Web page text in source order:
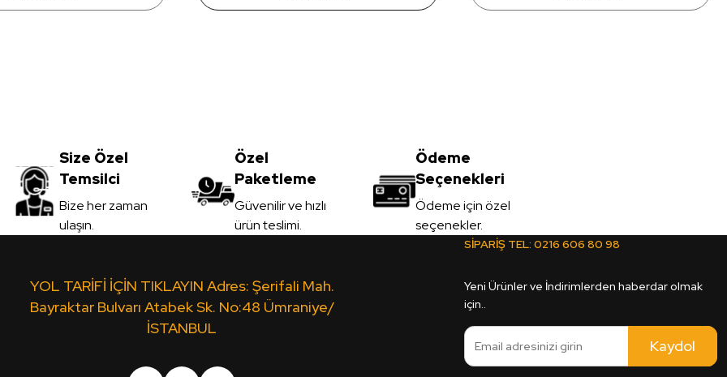
Size Özel
Temsilci
Bize her zaman
ulaşın.
Özel
Paketleme
Güvenilir ve hızlı
ürün teslimi.
Ödeme
Seçenekleri
Ödeme için özel
seçenekler.
YOL TARİFİ İÇİN TIKLAYIN Adres: Şerifali Mah.
Bayraktar Bulvarı Atabek Sk. No:48 Ümraniye/
İSTANBUL
SİPARİŞ TEL: 0216 606 80 98
Yeni Ürünler ve İndirimlerden haberdar olmak
için..
Kaydol